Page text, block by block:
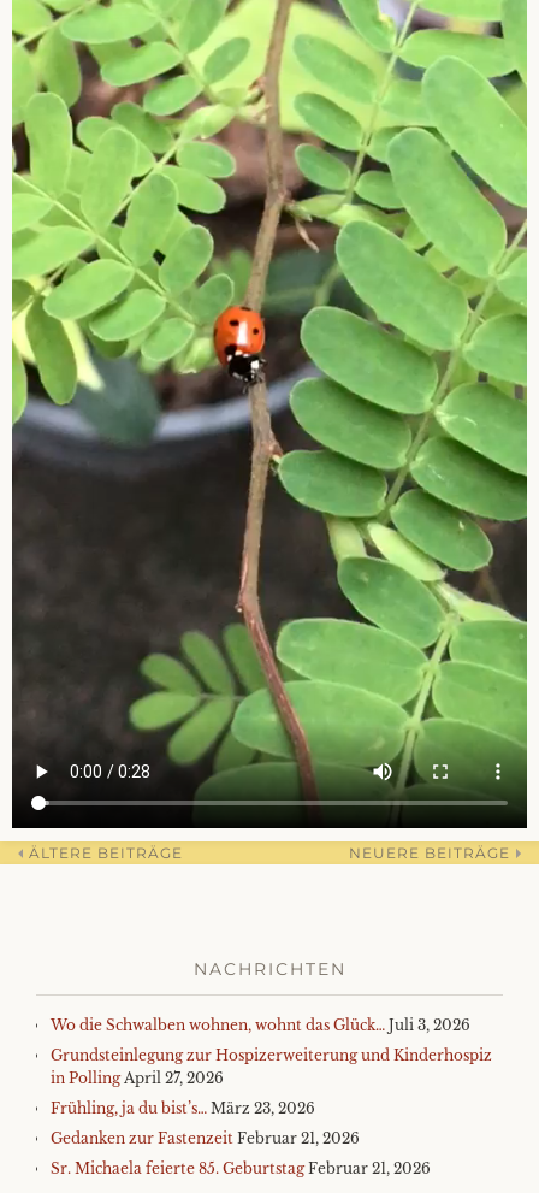
Beitrags-
Navigation
ÄLTERE BEITRÄGE NEUERE BEITRÄGE
NACHRICHTEN
Wo die Schwalben wohnen, wohnt das Glück… Juli 3, 2026
Grundsteinlegung zur Hospizerweiterung und Kinderhospiz
in Polling April 27, 2026
Frühling, ja du bist’s… März 23, 2026
Gedanken zur Fastenzeit Februar 21, 2026
Sr. Michaela feierte 85. Geburtstag Februar 21, 2026